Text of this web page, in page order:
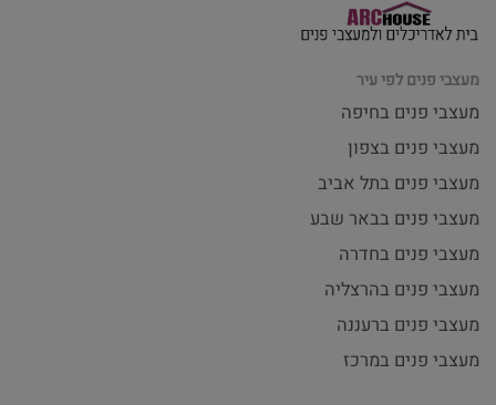
מעצבי פנים לפי עיר
מעצבי פנים בחיפה
מעצבי פנים בצפון
מעצבי פנים בתל אביב
מעצבי פנים בבאר שבע
מעצבי פנים בחדרה
מעצבי פנים בהרצליה
מעצבי פנים ברעננה
מעצבי פנים במרכז